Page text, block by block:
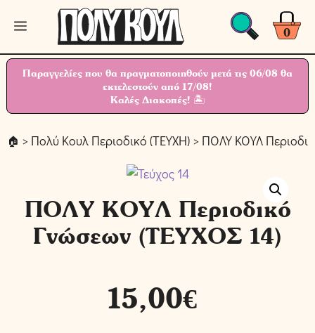
Μετάβαση
περιεχόμενο
0
Μενού
Παραγγελίες που θα πραγματοποιηθούν μετά τις 06/08 θα
εκτελεστούν από 17/08!
Καλές Διακοπές! 🏝
> Πολύ Κουλ Περιοδικό (ΤΕΥΧΗ) > ΠΟΛΥ ΚΟΥΛ
ΠΟΛΥ ΚΟΥΛ Περιοδικό
Γνώσεων (ΤΕΥΧΟΣ 14)
15,00€